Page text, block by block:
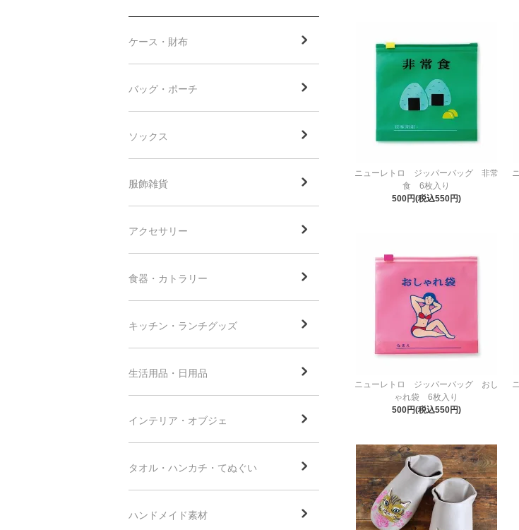
ニューレトロ ジッパーバッグ 非常
食 6枚入り
500円(税込550円)
ニューレトロ ジッパーバッグ おし
ゃれ袋 6枚入り
500円(税込550円)
ケース・財布
バッグ・ポーチ
ソックス
服飾雑貨
アクセサリー
食器・カトラリー
キッチン・ランチグッズ
生活用品・日用品
インテリア・オブジェ
タオル・ハンカチ・てぬぐい
ハンドメイド素材